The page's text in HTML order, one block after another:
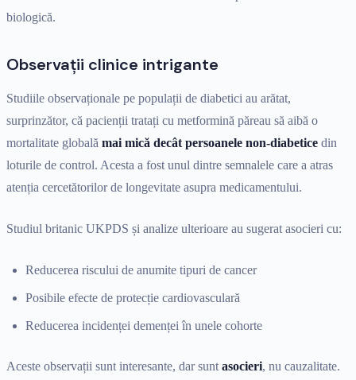
biologică.
Observații clinice intrigante
Studiile observaționale pe populații de diabetici au arătat,
surprinzător, că pacienții tratați cu metformină păreau să aibă o
mortalitate globală mai mică decât persoanele non-diabetice din
loturile de control. Acesta a fost unul dintre semnalele care a atras
atenția cercetătorilor de longevitate asupra medicamentului.
Studiul britanic UKPDS și analize ulterioare au sugerat asocieri cu:
Reducerea riscului de anumite tipuri de cancer
Posibile efecte de protecție cardiovasculară
Reducerea incidenței demenței în unele cohorte
Aceste observații sunt interesante, dar sunt asocieri, nu cauzalitate.